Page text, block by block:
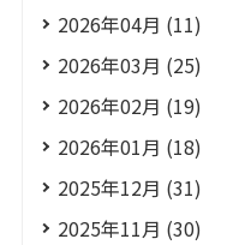
2026年04月 (11)
2026年03月 (25)
2026年02月 (19)
2026年01月 (18)
2025年12月 (31)
2025年11月 (30)